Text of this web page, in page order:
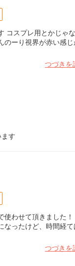
コスプレ用とかじゃ
のーり視界が赤い感
つづきを
す
わせて頂きました
なったけど、時間経
つづきを